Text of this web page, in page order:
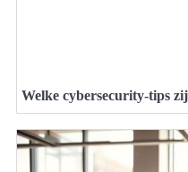
Welke cybersecurity-tips